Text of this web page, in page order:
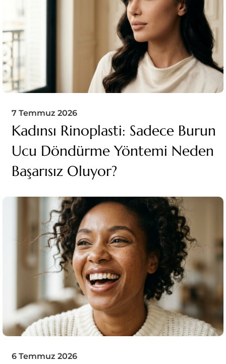
7 Temmuz 2026
Kadınsı Rinoplasti: Sadece Burun
Ucu Döndürme Yöntemi Neden
Başarısız Oluyor?
6 Temmuz 2026